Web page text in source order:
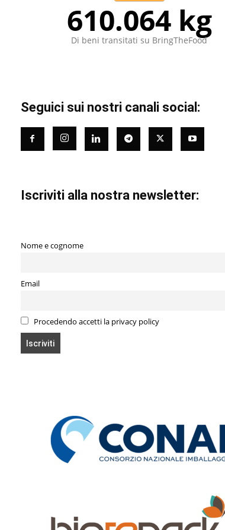
610.064 kg
Di beni transitati su BringTheFood
Seguici sui nostri canali social:
Iscriviti alla nostra newsletter:
Nome e cognome
Email
Procedendo accetti la privacy policy